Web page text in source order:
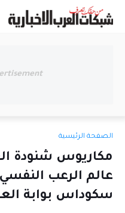
الصفحة الرئيسية
مكاريوس شنودة
عالم الرعب النفسي
سكوداس بوابة